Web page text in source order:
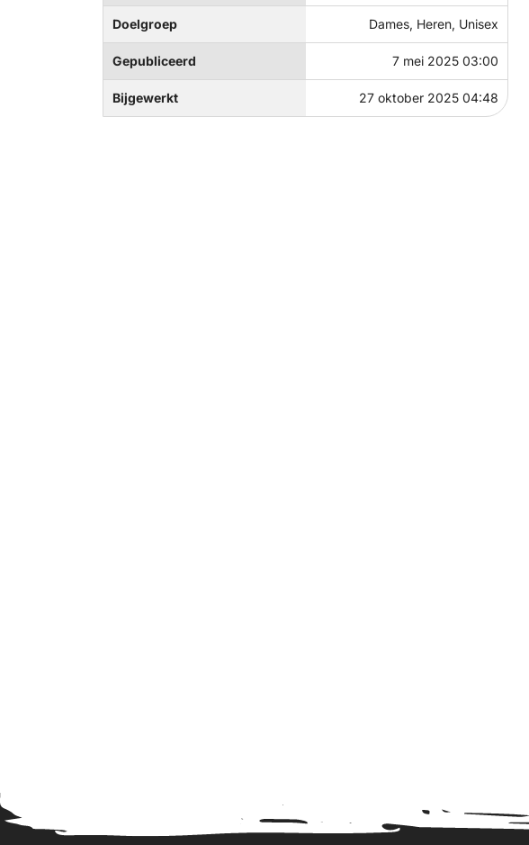
Doelgroep Dames, Heren, Unisex
Gepubliceerd 7 mei 2025 03:00
Bijgewerkt 27 oktober 2025 04:48